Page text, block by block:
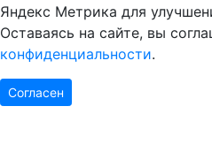
Яндекс Метрика для
Оставаясь на сайте, вы
конфиденциальности.
Согласен